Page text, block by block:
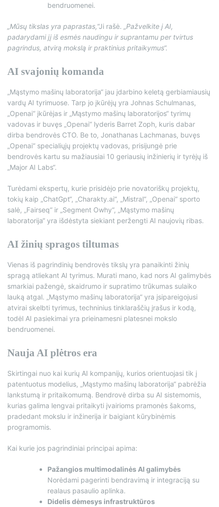
bendruomenei.
„Mūsų tikslas yra paprastas,“Ji rašė. „Pažvelkite į AI,
padarydami jį iš esmės naudingu ir suprantamu per tvirtus
pagrindus, atvirą mokslą ir praktinius pritaikymus“.
AI svajonių komanda
„Mąstymo mašinų laboratorija“ jau įdarbino keletą gerbiamiausių
vardų AI tyrimuose. Tarp jo įkūrėjų yra Johnas Schulmanas,
„Openai“ įkūrėjas ir „Mąstymo mašinų laboratorijos“ tyrimų
vadovas ir buvęs „Openai“ lyderis Barret Zoph, kuris dabar
dirba bendrovės CTO. Be to, Jonathanas Lachmanas, buvęs
„Openai“ specialiųjų projektų vadovas, prisijungė prie
bendrovės kartu su mažiausiai 10 geriausių inžinierių ir tyrėjų iš
„Major AI Labs“.
Turėdami ekspertų, kurie prisidėjo prie novatoriškų projektų,
tokių kaip „ChatGpt“, „Charakty.ai“, „Mistral“, „Openai“ sporto
salė, „Fairseq“ ir „Segment Owhy“, „Mąstymo mašinų
laboratorija“ yra išdėstyta siekiant peržengti AI naujovių ribas.
AI žinių spragos tiltumas
Vienas iš pagrindinių bendrovės tikslų yra panaikinti žinių
spragą atliekant AI tyrimus. Murati mano, kad nors AI galimybės
smarkiai pažengė, skaidrumo ir supratimo trūkumas sulaiko
lauką atgal. „Mąstymo mašinų laboratorija“ yra įsipareigojusi
atvirai skelbti tyrimus, techninius tinklaraščių įrašus ir kodą,
todėl AI pasiekimai yra prieinamesni platesnei mokslo
bendruomenei.
Nauja AI plėtros era
Skirtingai nuo kai kurių AI kompanijų, kurios orientuojasi tik į
patentuotus modelius, „Mąstymo mašinų laboratorija“ pabrėžia
lankstumą ir pritaikomumą. Bendrovė dirba su AI sistemomis,
kurias galima lengvai pritaikyti įvairioms pramonės šakoms,
pradedant mokslu ir inžinerija ir baigiant kūrybinėmis
programomis.
Kai kurie jos pagrindiniai principai apima:
Pažangios multimodalinės AI galimybės
Norėdami pagerinti bendravimą ir integraciją su
realaus pasaulio aplinka.
Didelis dėmesys infrastruktūros